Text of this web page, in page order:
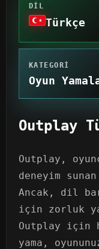
DIL
Türkçe
KATEGORI
Oyun
Outplay
Outplay,
deneyim
Ancak, dil
için zorluk
Outplay için
yama,